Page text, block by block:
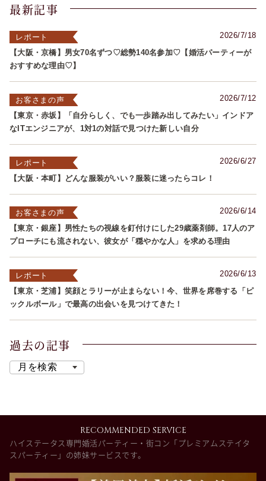
最新記事
2026/7/18
レポート
【大阪・京橋】男女70名ずつ♡総勢140名参加♡【婚活パーティーが
おすすめな理由♡】
2026/7/12
お客さまの声
【東京・赤坂】「自分らしく、でも一歩踏み出してみたい」インドア
なITエンジニアが、1対1の対話で見つけた新しい自分
2026/6/27
レポート
【大阪・本町】どんな服装がいい？服装に迷ったらコレ！
2026/6/14
お客さまの声
【東京・銀座】男性たちの視線を釘付けにした29歳薬剤師。17人のア
プローチにも流されない、彼女が「穏やかな人」を求める理由
2026/6/13
レポート
【東京・芝浦】笑顔とラリーが止まらない！今、世界を席巻する「ピ
ックルボール」で最高の出会いを見つけてきた！
過去の記事
RECOMMENDED SERVICE
ハイステータス専門婚活パーティー・街コン「プレミアムステイタ
スパーティー」の姉妹サービスです。